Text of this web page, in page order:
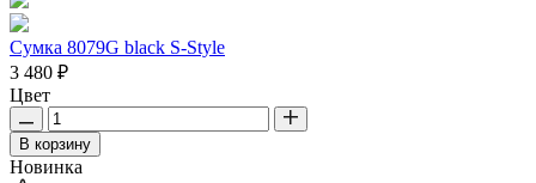
Сумка 8079G black S-Style
3 480 ₽
Цвет
В корзину
Новинка